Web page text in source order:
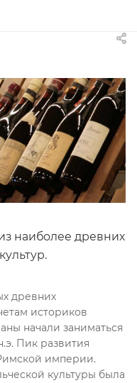
наиболее древних
древних
историков
начали заниматься
Пик развития
империи.
культуры была